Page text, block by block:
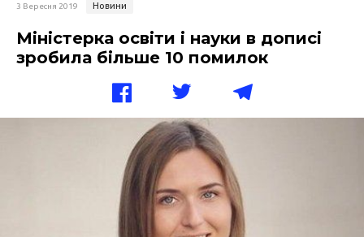
3 Вересня 2019 Новини
Міністерка освіти і науки в дописі
зробила більше 10 помилок